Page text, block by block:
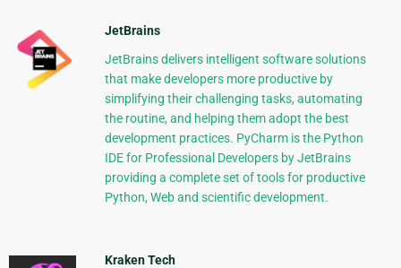
JetBrains
JetBrains delivers intelligent software solutions
that make developers more productive by
simplifying their challenging tasks, automating
the routine, and helping them adopt the best
development practices. PyCharm is the Python
IDE for Professional Developers by JetBrains
providing a complete set of tools for productive
Python, Web and scientific development.
Kraken Tech